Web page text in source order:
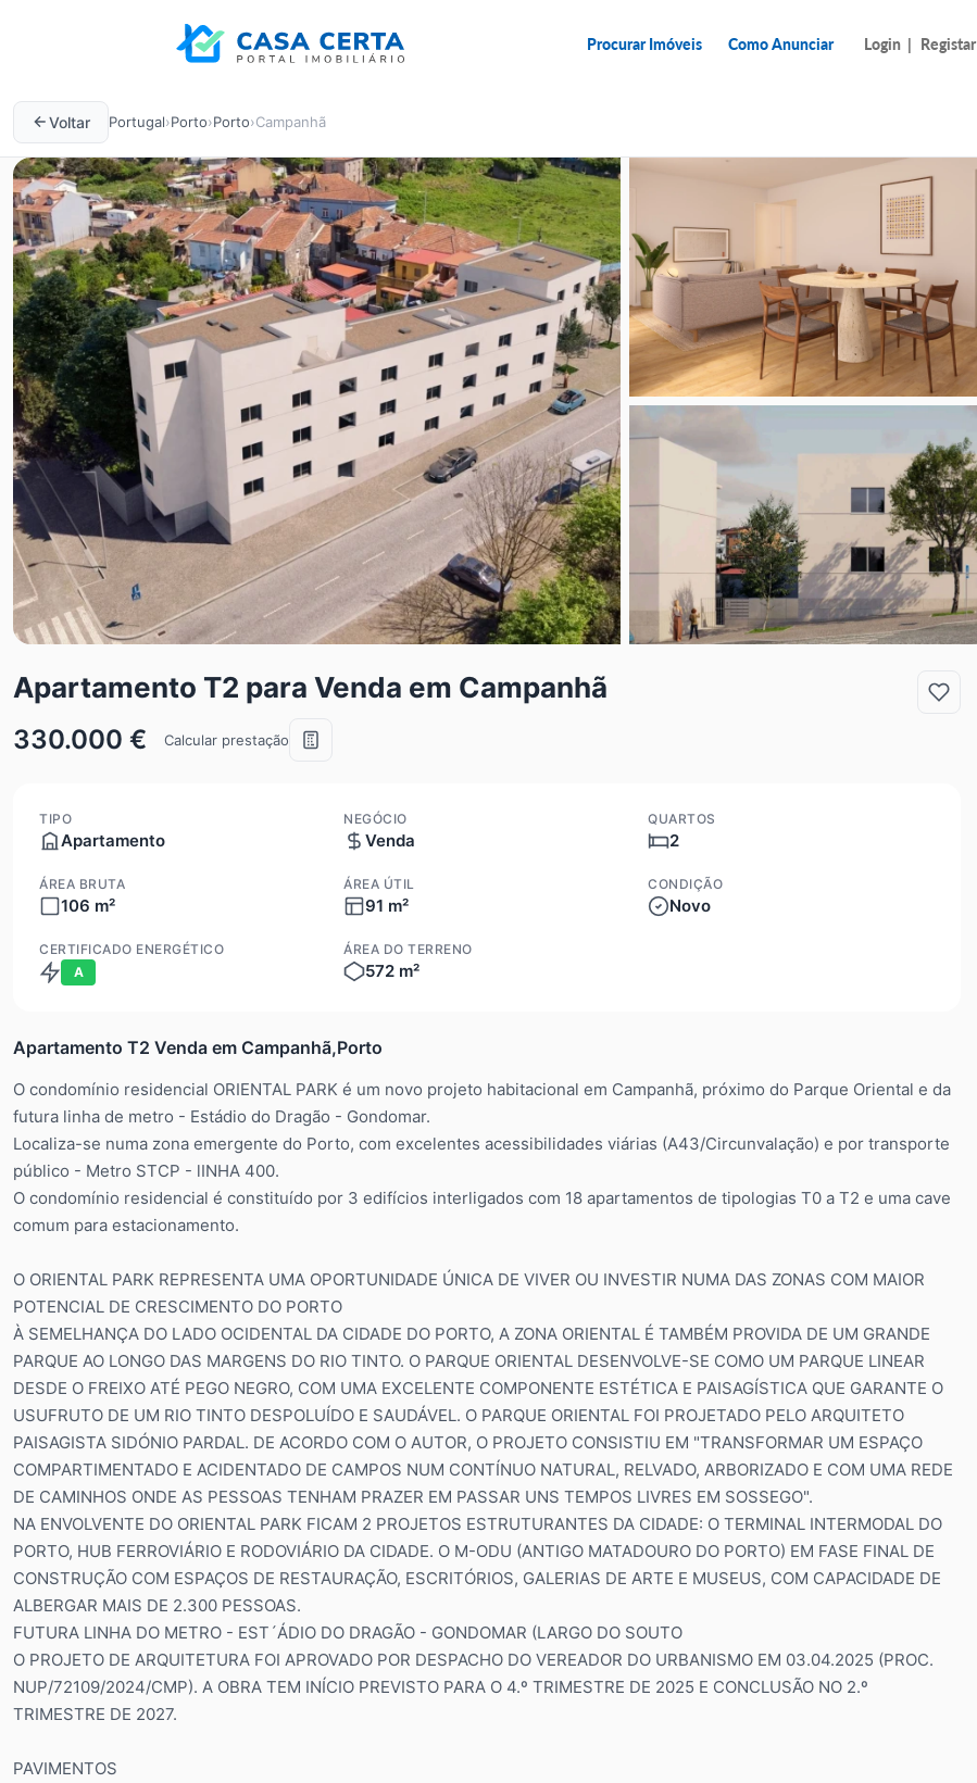
Procurar Imóveis Como Anunciar Login | Registar
Voltar Portugal›Porto›Porto›Campanhã
Apartamento T2 para Venda em Campanhã
330.000 € Calcular prestação
TIPO
Apartamento
NEGÓCIO
Venda
QUARTOS
2
ÁREA BRUTA
106 m²
ÁREA ÚTIL
91 m²
CONDIÇÃO
Novo
CERTIFICADO ENERGÉTICO
A
ÁREA DO TERRENO
572 m²
Apartamento T2 Venda em Campanhã,Porto
O condomínio residencial ORIENTAL PARK é um novo projeto habitacional em Campanhã, próximo do Parque Oriental e da
futura linha de metro - Estádio do Dragão - Gondomar.
Localiza-se numa zona emergente do Porto, com excelentes acessibilidades viárias (A43/Circunvalação) e por transporte
público - Metro STCP - lINHA 400.
O condomínio residencial é constituído por 3 edifícios interligados com 18 apartamentos de tipologias T0 a T2 e uma cave
comum para estacionamento.
O ORIENTAL PARK REPRESENTA UMA OPORTUNIDADE ÚNICA DE VIVER OU INVESTIR NUMA DAS ZONAS COM MAIOR
POTENCIAL DE CRESCIMENTO DO PORTO
À SEMELHANÇA DO LADO OCIDENTAL DA CIDADE DO PORTO, A ZONA ORIENTAL É TAMBÉM PROVIDA DE UM GRANDE
PARQUE AO LONGO DAS MARGENS DO RIO TINTO. O PARQUE ORIENTAL DESENVOLVE-SE COMO UM PARQUE LINEAR
DESDE O FREIXO ATÉ PEGO NEGRO, COM UMA EXCELENTE COMPONENTE ESTÉTICA E PAISAGÍSTICA QUE GARANTE O
USUFRUTO DE UM RIO TINTO DESPOLUÍDO E SAUDÁVEL. O PARQUE ORIENTAL FOI PROJETADO PELO ARQUITETO
PAISAGISTA SIDÓNIO PARDAL. DE ACORDO COM O AUTOR, O PROJETO CONSISTIU EM "TRANSFORMAR UM ESPAÇO
COMPARTIMENTADO E ACIDENTADO DE CAMPOS NUM CONTÍNUO NATURAL, RELVADO, ARBORIZADO E COM UMA REDE
DE CAMINHOS ONDE AS PESSOAS TENHAM PRAZER EM PASSAR UNS TEMPOS LIVRES EM SOSSEGO".
NA ENVOLVENTE DO ORIENTAL PARK FICAM 2 PROJETOS ESTRUTURANTES DA CIDADE: O TERMINAL INTERMODAL DO
PORTO, HUB FERROVIÁRIO E RODOVIÁRIO DA CIDADE. O M-ODU (ANTIGO MATADOURO DO PORTO) EM FASE FINAL DE
CONSTRUÇÃO COM ESPAÇOS DE RESTAURAÇÃO, ESCRITÓRIOS, GALERIAS DE ARTE E MUSEUS, COM CAPACIDADE DE
ALBERGAR MAIS DE 2.300 PESSOAS.
FUTURA LINHA DO METRO - EST´ÁDIO DO DRAGÃO - GONDOMAR (LARGO DO SOUTO
O PROJETO DE ARQUITETURA FOI APROVADO POR DESPACHO DO VEREADOR DO URBANISMO EM 03.04.2025 (PROC.
NUP/72109/2024/CMP). A OBRA TEM INÍCIO PREVISTO PARA O 4.º TRIMESTRE DE 2025 E CONCLUSÃO NO 2.º
TRIMESTRE DE 2027.
PAVIMENTOS